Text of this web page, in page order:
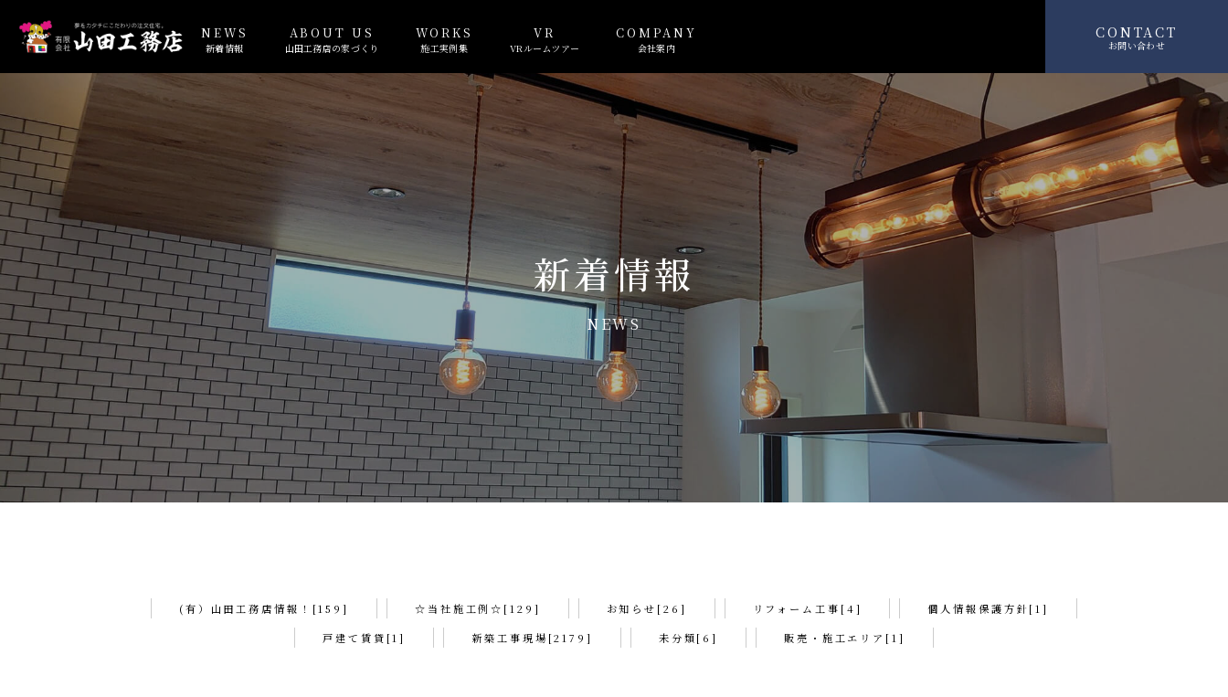
NEWS
新着情報
ABOUT US
山田工務店の家づくり
WORKS
施工実例集
VR
VRルームツアー
COMPANY
会社案内
CONTACT
お問い合わせ
新着情報
NEWS
(有）山田工務店情報！[159] ☆当社施工例☆[129] お知らせ[26] リフォーム工事[4]
個人情報保護方針[1]
戸建て賃貸[1]
新築工事現場[2179] 未分類[6] 販売・施工エリア[1]